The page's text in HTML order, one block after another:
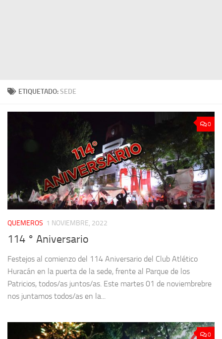
ETIQUETADO:SEDE
0
QUEMEROS 1 NOVIEMBRE, 2022
114 ° Aniversario
Festejos al comienzo del 114 Aniversario del Club Atlético
Huracán en la puerta de la sede, frente al Parque de los
Patricios, todos/as juntos/as. Este martes 01 de noviembrebre
nos juntamos todos/as en la...
0